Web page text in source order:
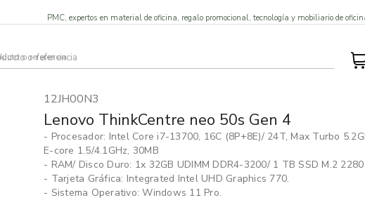
PMC, expertos en material de oficina, regalo promocional, tecnología y mobiliario de
12JH00N3
Lenovo ThinkCentre neo 50s Gen 4
- Procesador: Intel Core i7-13700, 16C (8P+8E)/ 24T, Max Turbo
E-core 1.5/4.1GHz, 30MB
- RAM/ Disco Duro: 1x 32GB UDIMM DDR4-3200/ 1 TB SSD M.2 2280
- Tarjeta Gráfica: Integrated Intel UHD Graphics 770.
- Sistema Operativo: Windows 11 Pro.